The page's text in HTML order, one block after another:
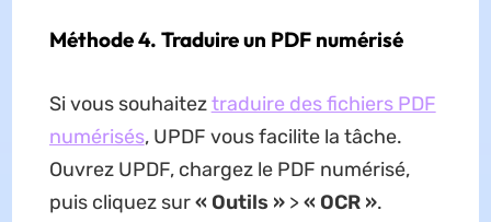
Méthode 4. Traduire un PDF numérisé
Si vous souhaiteztraduire des fichiers PDF
numérisés, UPDF vous facilite la tâche.
Ouvrez UPDF, chargez le PDF numérisé,
puis cliquez sur« Outils »>« OCR ».